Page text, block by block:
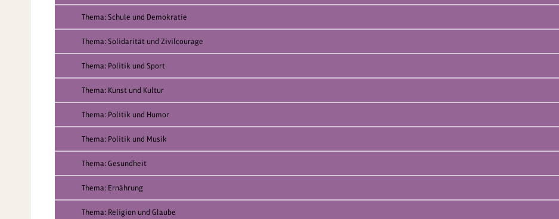
Thema: Schule und Demokratie
Thema: Solidarität und Zivilcourage
Thema: Politik und Sport
Thema: Kunst und Kultur
Thema: Politik und Humor
Thema: Politik und Musik
Thema: Gesundheit
Thema: Ernährung
Thema: Religion und Glaube